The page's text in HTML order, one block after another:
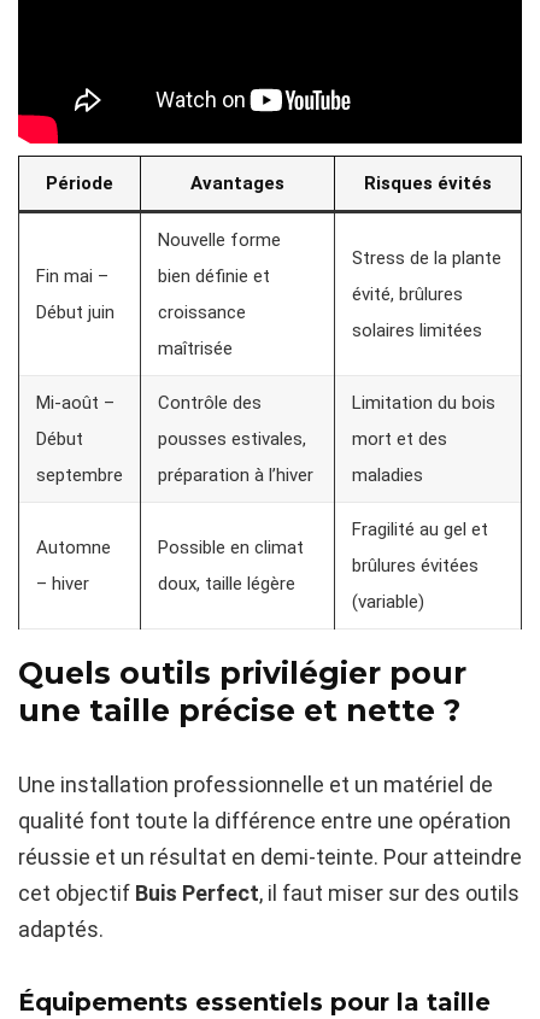
Période Avantages Risques évités
Fin mai –
Début juin
Nouvelle forme
bien définie et
croissance
maîtrisée
Stress de la plante
évité, brûlures
solaires limitées
Mi-août –
Début
septembre
Contrôle des
pousses estivales,
préparation à l’hiver
Limitation du bois
mort et des
maladies
Automne
– hiver
Possible en climat
doux, taille légère
Fragilité au gel et
brûlures évitées
(variable)
Quels outils privilégier pour
une taille précise et nette ?
Une installation professionnelle et un matériel de
qualité font toute la différence entre une opération
réussie et un résultat en demi-teinte. Pour atteindre
cet objectif Buis Perfect, il faut miser sur des outils
adaptés.
Équipements essentiels pour la taille